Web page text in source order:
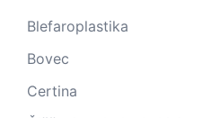
Blefaroplastika
Bovec
Certina